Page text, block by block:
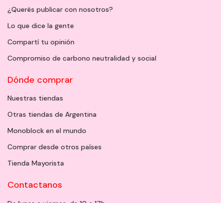
¿Querés publicar con nosotros?
Lo que dice la gente
Compartí tu opinión
Compromiso de carbono neutralidad y social
Dónde comprar
Nuestras tiendas
Otras tiendas de Argentina
Monoblock en el mundo
Comprar desde otros países
Tienda Mayorista
Contactanos